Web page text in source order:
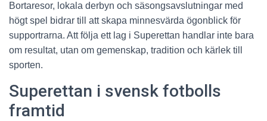
Bortaresor, lokala derbyn och säsongsavslutningar med
högt spel bidrar till att skapa minnesvärda ögonblick för
supportrarna. Att följa ett lag i Superettan handlar inte bara
om resultat, utan om gemenskap, tradition och kärlek till
sporten.
Superettan i svensk fotbolls
framtid